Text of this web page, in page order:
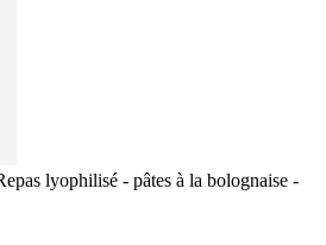
lyophilisé - pâtes à la bolognaise -